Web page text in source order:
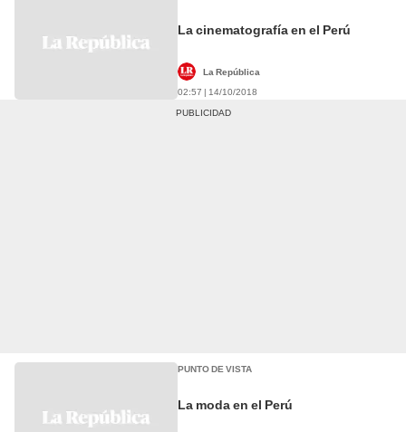
La cinematografía en el Perú
La República
02:57 | 14/10/2018
PUNTO DE VISTA
La moda en el Perú